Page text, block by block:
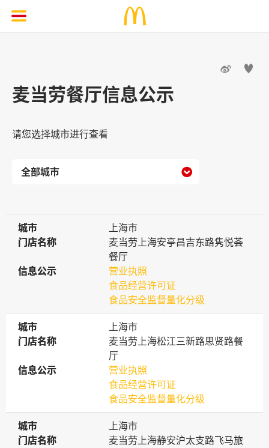
 
麦当劳餐厅信息公示
请您选择城市进行查看

城市
城市
上海市
门店名称
门店名称
麦当劳上海安亭昌吉东路隽悦荟
餐厅
信息公示
信息公示
营业执照
食品经营许可证
食品安全监督量化分级
城市
城市
上海市
门店名称
门店名称
麦当劳上海松江三新路思贤路餐
厅
信息公示
信息公示
营业执照
食品经营许可证
食品安全监督量化分级
城市
城市
上海市
门店名称
门店名称
麦当劳上海静安沪太支路飞马旅